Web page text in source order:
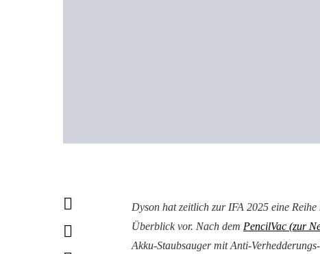
Dyson hat zeitlich zur IFA 2025 eine
Überblick vor. Nach dem PencilVac (zur
Akku-Staubsauger mit Anti-